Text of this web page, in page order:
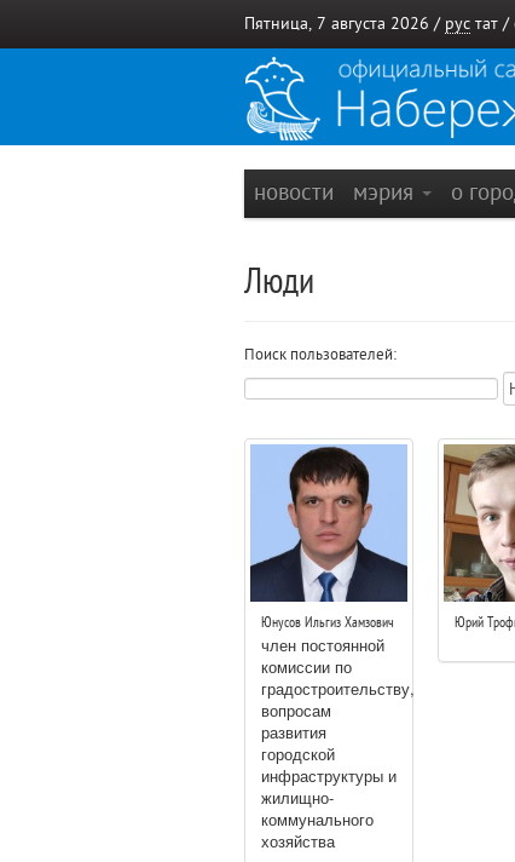
Пятница, 7 августа 2026 / рус тат /
новости мэрия о
Люди
Поиск пользователей:
Юнусов Ильгиз Хамзович
член постоянной
комиссии по
градостроительству,
вопросам
развития
городской
инфраструктуры и
жилищно-
коммунального
хозяйства
Юрий